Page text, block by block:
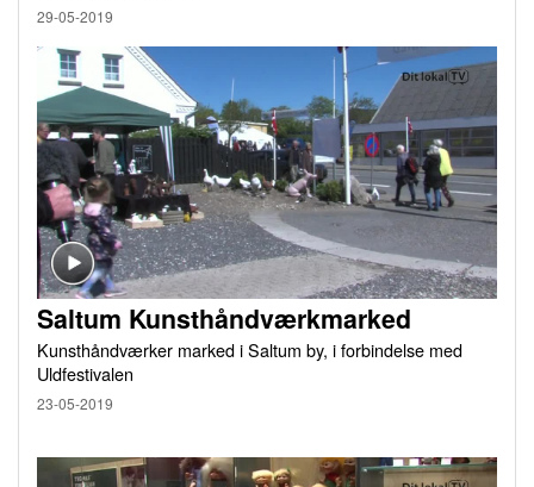
29-05-2019
Saltum Kunsthåndværkmarked
Kunsthåndværker marked i Saltum by, i forbindelse med
Uldfestivalen
23-05-2019